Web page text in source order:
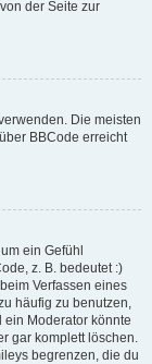
der Seite zur
Die meisten
BBCode erreicht
ein Gefühl
z. B. bedeutet :)
Verfassen eines
häufig zu benutzen,
Moderator könnte
gar komplett löschen.
begrenzen, die du